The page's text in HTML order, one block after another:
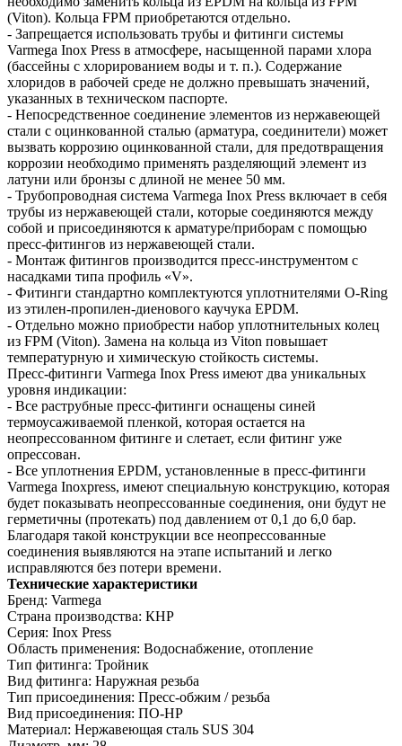
(Viton). Кольца FPM приобретаются отдельно.
- Запрещается использовать трубы и фитинги системы
Varmega Inox Press в атмосфере, насыщенной парами хлора
(бассейны с хлорированием воды и т. п.). Содержание
хлоридов в рабочей среде не должно превышать значений,
указанных в техническом паспорте.
- Непосредственное соединение элементов из нержавеющей
стали с оцинкованной сталью (арматура, соединители) может
вызвать коррозию оцинкованной стали, для предотвращения
коррозии необходимо применять разделяющий элемент из
латуни или бронзы с длиной не менее 50 мм.
- Трубопроводная система Varmega Inox Press включает в себя
трубы из нержавеющей стали, которые соединяются между
собой и присоединяются к арматуре/приборам с помощью
пресс-фитингов из нержавеющей стали.
- Монтаж фитингов производится пресс-инструментом с
насадками типа профиль «V».
- Фитинги стандартно комплектуются уплотнителями O-Ring
из этилен-пропилен-диенового каучука EPDM.
- Отдельно можно приобрести набор уплотнительных колец
из FPM (Viton). Замена на кольца из Viton повышает
температурную и химическую стойкость системы.
Пресс-фитинги Varmega Inox Press имеют два уникальных
уровня индикации:
- Все раструбные пресс-фитинги оснащены синей
термоусаживаемой пленкой, которая остается на
неопрессованном фитинге и слетает, если фитинг уже
опрессован.
- Все уплотнения EPDM, установленные в пресс-фитинги
Varmega Inoxpress, имеют специальную конструкцию, которая
будет показывать неопрессованные соединения, они будут не
герметичны (протекать) под давлением от 0,1 до 6,0 бар.
Благодаря такой конструкции все неопрессованные
соединения выявляются на этапе испытаний и легко
исправляются без потери времени.
Технические характеристики
Бренд: Varmega
Страна производства: КНР
Серия: Inox Press
Область применения: Водоснабжение, отопление
Тип фитинга: Тройник
Вид фитинга: Наружная резьба
Тип присоединения: Пресс-обжим / резьба
Вид присоединения: ПО-НР
Материал: Нержавеющая сталь SUS 304